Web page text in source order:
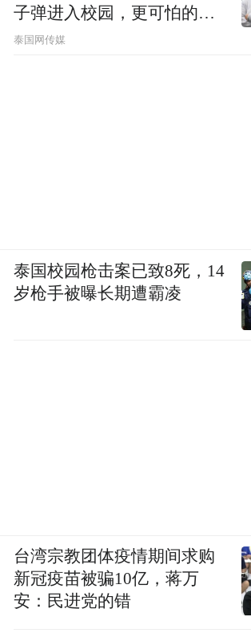
子弹进入校园，更可怕的细
节公布了
泰国网传媒
泰国校园枪击案已致8死，14
岁枪手被曝长期遭霸凌
台湾宗教团体疫情期间求购
新冠疫苗被骗10亿，蒋万
安：民进党的错